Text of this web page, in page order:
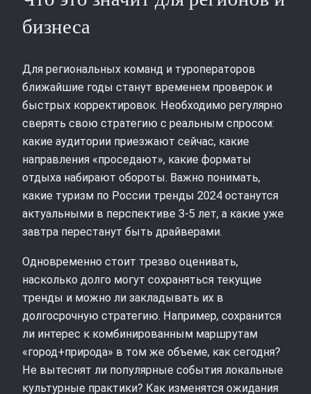
бизнеса
Для региональных команд и туроператоров
ближайшие годы станут временем проверок и
быстрых корректировок. Необходимо регулярно
сверять свою стратегию с реальным спросом:
какие аудитории приезжают сейчас, какие
направления «проседают», какие форматы
отдыха набирают обороты. Важно понимать,
какие туризм по России тренды 2024 останутся
актуальными в перспективе 3-5 лет, а какие уже
завтра перестанут быть драйверами.
Одновременно стоит трезво оценивать,
насколько долго могут сохраняться текущие
тренды и можно ли закладывать их в
долгосрочную стратегию. Например, сохранится
ли интерес к комбинированным маршрутам
«город+природа» в том же объеме, как сегодня?
Не вытеснят ли популярные события локальные
культурные практики? Как изменятся ожидания